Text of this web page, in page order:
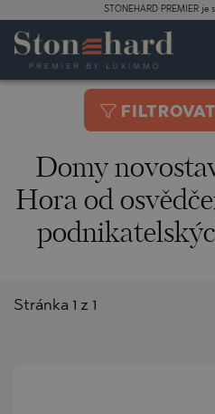
STONEHARD PREMIER je
Domy
Hora od
Stránka 1 z 1